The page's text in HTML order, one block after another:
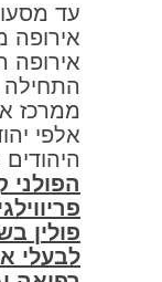
עד
אירופה
התחילה
ממרכז
אלפי
הפולני
לבעלי